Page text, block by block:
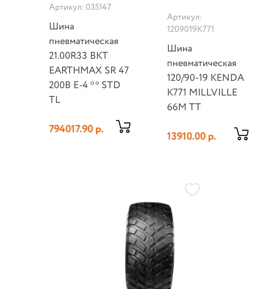
Артикул: 035147
Шина
пневматическая
21.00R33 BKT
EARTHMAX SR 47
200B E-4 ** STD
TL
794017.90 р.
Артикул:
1209019K771
Шина
пневматическая
120/90-19 KENDA
K771 MILLVILLE
66M TT
13910.00 р.